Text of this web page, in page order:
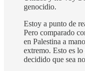
genocidio.
Estoy a punto de
Pero comparado
en Palestina a
extremo. Esto es lo
decidido que sea